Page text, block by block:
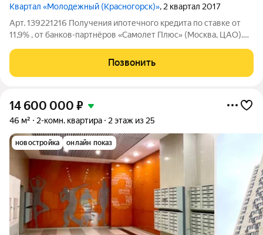
Квартал «Молодежный (Красногорск)», 2 квартал 2017
Арт. 139221216 Получения ипотечного кредита по ставке от
11,9% , от банков-партнёров «Самолет Плюс» (Москва, ЦАО).
рядом с МЦД Пенягино. Уютная квартира с чистой
юридической историей, без
Позвонить
14 600 000 ₽
46 м² 2-комн. квартира 2 этаж из 25
новостройка онлайн показ